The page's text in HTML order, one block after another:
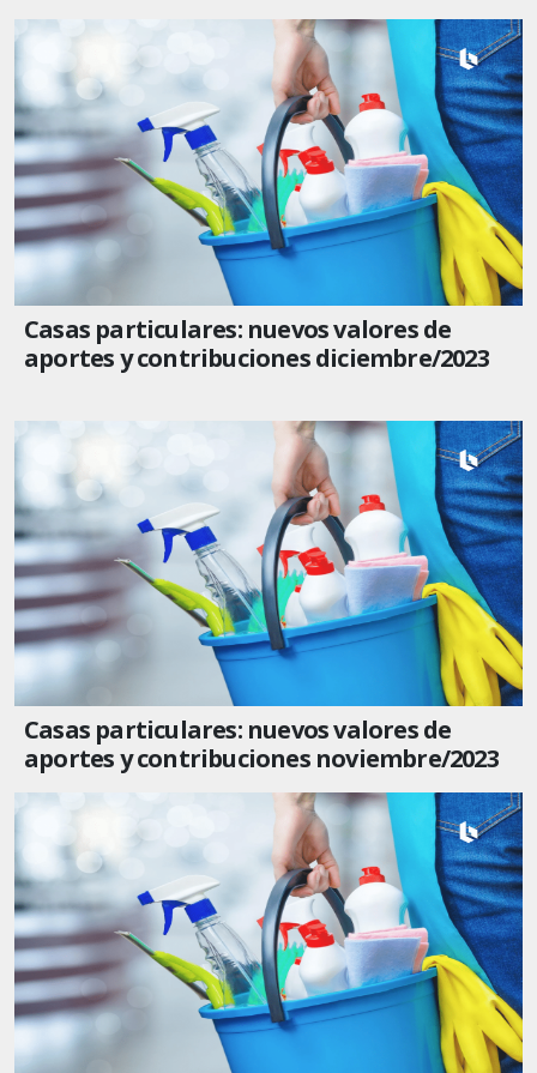
Casas particulares: nuevos valores de
aportes y contribuciones diciembre/2023
Casas particulares: nuevos valores de
aportes y contribuciones noviembre/2023